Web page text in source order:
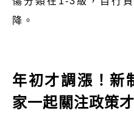
降。
年初才調漲！新
家一起關注政策